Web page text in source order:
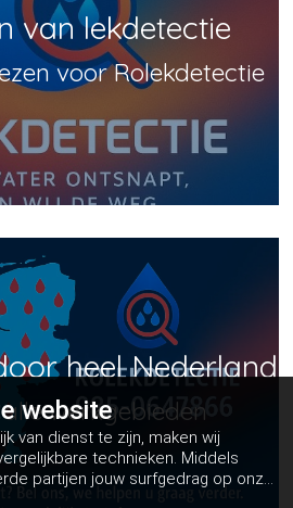
van lekdetectie
voor Rolekdetectie
heel Nederland
werkgebieden
website
van dienst te zijn, maken wij
technieken. Middels
partijen jouw surfgedrag op onze